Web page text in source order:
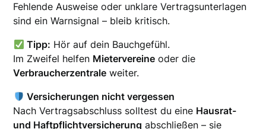
Fehlende Ausweise oder unklare Vertragsunterlagen
sind ein Warnsignal – bleib kritisch.
Tipp: Hör auf dein Bauchgefühl.
Im Zweifel helfen Mietervereine oder die
Verbraucherzentrale weiter.
Versicherungen nicht vergessen
Nach Vertragsabschluss solltest du eine Hausrat-
und Haftpflichtversicherung abschließen – sie